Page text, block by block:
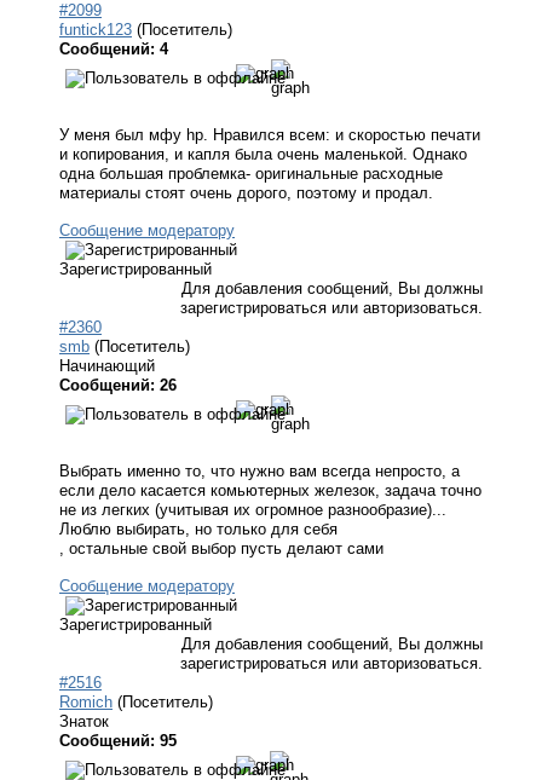
#2099
funtick123 (Посетитель)
Сообщений: 4
У меня был мфу hp. Нравился всем: и скоростью печати
и копирования, и капля была очень маленькой. Однако
одна большая проблемка- оригинальные расходные
материалы стоят очень дорого, поэтому и продал.
Сообщение модератору
Зарегистрированный
Для добавления сообщений, Вы должны
зарегистрироваться или авторизоваться.
#2360
smb (Посетитель)
Начинающий
Сообщений: 26
Выбрать именно то, что нужно вам всегда непросто, а
если дело касается комьютерных железок, задача точно
не из легких (учитывая их огромное разнообразие)...
Люблю выбирать, но только для себя
, остальные свой выбор пусть делают сами
Сообщение модератору
Зарегистрированный
Для добавления сообщений, Вы должны
зарегистрироваться или авторизоваться.
#2516
Romich (Посетитель)
Знаток
Сообщений: 95